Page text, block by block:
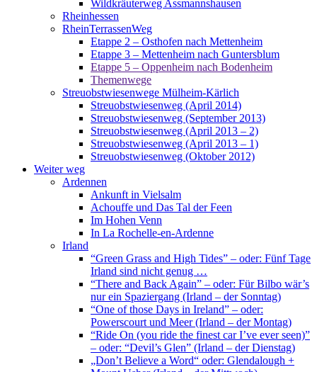
Wildkräuterweg Assmannshausen
Rheinhessen
RheinTerrassenWeg
Etappe 2 – Osthofen nach Mettenheim
Etappe 3 – Mettenheim nach Guntersblum
Etappe 5 – Oppenheim nach Bodenheim
Themenwege
Streuobstwiesenwege Mülheim-Kärlich
Streuobstwiesenweg (April 2014)
Streuobstwiesenweg (September 2013)
Streuobstwiesenweg (April 2013 – 2)
Streuobstwiesenweg (April 2013 – 1)
Streuobstwiesenweg (Oktober 2012)
Weiter weg
Ardennen
Ankunft in Vielsalm
Achouffe und Das Tal der Feen
Im Hohen Venn
In La Rochelle-en-Ardenne
Irland
“Green Grass and High Tides” – oder: Fünf Tage
Irland sind nicht genug …
“There and Back Again” – oder: Für Bilbo wär’s
nur ein Spaziergang (Irland – der Sonntag)
“One of those Days in Ireland” – oder:
Powerscourt und Meer (Irland – der Montag)
“Ride On (you ride the finest car I’ve ever seen)”
– oder: “Devil’s Glen” (Irland – der Dienstag)
„Don’t Believe a Word“ oder: Glendalough +